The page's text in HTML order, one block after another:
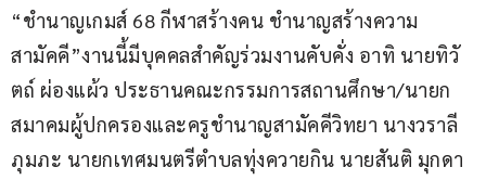
“ชำนาญเกมส์ 68 กีฬาสร้างคน ชำนาญสร้างความ
สามัคคี”งานนี้มีบุคคลสำคัญร่วมงานคับคั่ง อาทิ นายทิวั
ตถ์ ผ่องแผ้ว ประธานคณะกรรมการสถานศึกษา/นายก
สมาคมผู้ปกครองและครูชำนาญสามัคคีวิทยา นางวราลี
ภุมภะ นายกเทศมนตรีตำบลทุ่งควายกิน นายสันติ มุกดา